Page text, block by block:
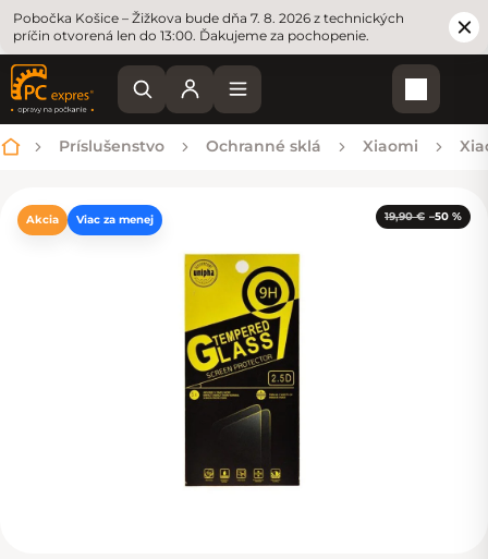
Pobočka Košice – Žižkova bude dňa 7. 8. 2026 z technických
príčin otvorená len do 13:00. Ďakujeme za pochopenie.
Domov
Príslušenstvo Ochranné sklá Xiaomi
Akcia Viac za menej 19,90 € –50 %